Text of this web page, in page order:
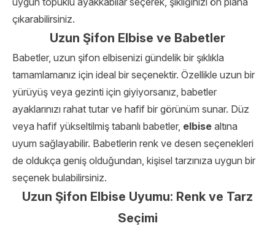
çıkarabilirsiniz.
Uzun Şifon Elbise ve Babetler
Babetler, uzun şifon elbisenizi gündelik bir şıklıkla
tamamlamanız için ideal bir seçenektir. Özellikle uzun bir
yürüyüş veya gezinti için giyiyorsanız, babetler
ayaklarınızı rahat tutar ve hafif bir görünüm sunar. Düz
veya hafif yükseltilmiş tabanlı babetler, elbise altına
uyum sağlayabilir. Babetlerin renk ve desen seçenekleri
de oldukça geniş olduğundan, kişisel tarzınıza uygun bir
seçenek bulabilirsiniz.
Uzun Şifon Elbise Uyumu: Renk ve Tarz
Seçimi